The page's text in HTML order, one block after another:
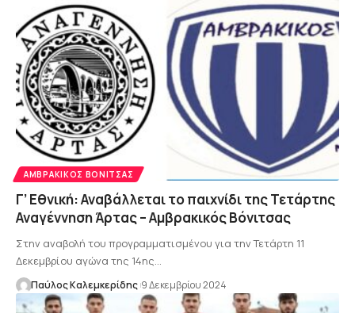
ΑΜΒΡΑΚΙΚΌΣ ΒΌΝΙΤΣΑΣ
Γ’ Εθνική: Αναβάλλεται το παιχνίδι της Τετάρτης
Αναγέννηση Άρτας – Αμβρακικός Βόνιτσας
Στην αναβολή του προγραμματισμένου για την Τετάρτη 11
Δεκεμβρίου αγώνα της 14ης…
Παύλος Καλεμκερίδης 9 Δεκεμβρίου 2024